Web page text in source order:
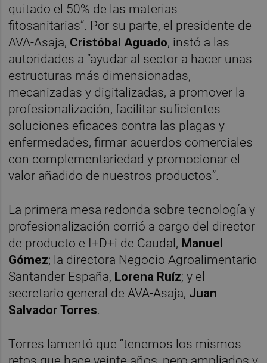
quitado el 50% de las materias
fitosanitarias”. Por su parte, el presidente de
AVA-Asaja, Cristóbal Aguado, instó a las
autoridades a “ayudar al sector a hacer unas
estructuras más dimensionadas,
mecanizadas y digitalizadas, a promover la
profesionalización, facilitar suficientes
soluciones eficaces contra las plagas y
enfermedades, firmar acuerdos comerciales
con complementariedad y promocionar el
valor añadido de nuestros productos”.
La primera mesa redonda sobre tecnología y
profesionalización corrió a cargo del director
de producto e I+D+i de Caudal, Manuel
Gómez; la directora Negocio Agroalimentario
Santander España, Lorena Ruíz; y el
secretario general de AVA-Asaja, Juan
Salvador Torres.
Torres lamentó que “tenemos los mismos